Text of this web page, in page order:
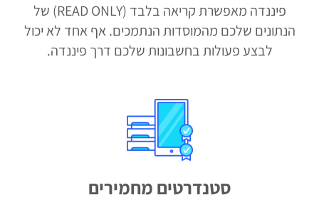
פיננדה מאפשרת קריאה בלבד (READ ONLY) של
הנתונים שלכם מהמוסדות הנתמכים. אף אחד לא יכול
לבצע פעולות בחשבונות שלכם דרך פיננדה.
סטנדרטים מחמירים